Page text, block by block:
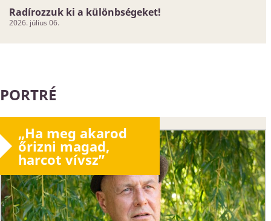
Radírozzuk ki a különbségeket!
2026. július 06.
PORTRÉ
„Ha meg akarod
őrizni magad,
harcot vívsz”